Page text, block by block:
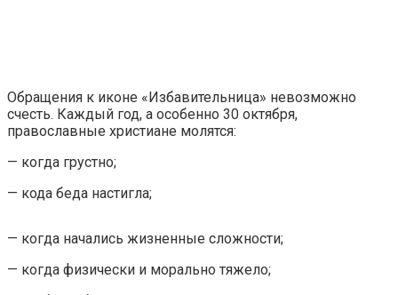
Обращения к иконе «Избавительница» невозможно
счесть. Каждый год, а особенно 30 октября,
православные христиане молятся:
— когда грустно;
— кода беда настигла;
— когда начались жизненные сложности;
— когда физически и морально тяжело;